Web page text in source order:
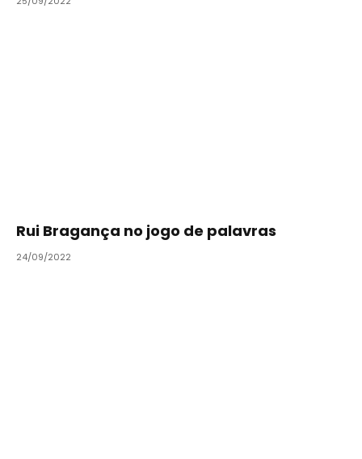
Rui Bragança no jogo de palavras
24/09/2022